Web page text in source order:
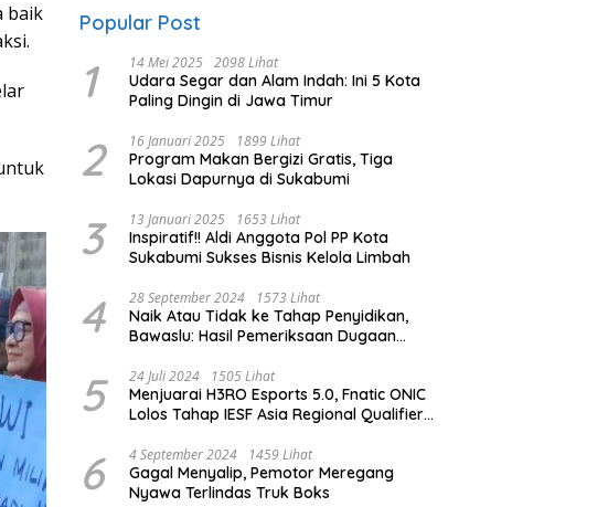
baik
Popular Post
1 14 Mei 2025 2098 Lihat
Udara Segar dan Alam Indah: Ini 5 Kota
Paling Dingin di Jawa Timur
2 16 Januari 2025 1899 Lihat
Program Makan Bergizi Gratis, Tiga
Lokasi Dapurnya di Sukabumi
3 13 Januari 2025 1653 Lihat
Inspiratif!! Aldi Anggota Pol PP Kota
Sukabumi Sukses Bisnis Kelola Limbah
4 28 September 2024 1573 Lihat
Naik Atau Tidak ke Tahap Penyidikan,
Bawaslu: Hasil Pemeriksaan Dugaan
5 24 Juli 2024 1505 Lihat
Menjuarai H3RO Esports 5.0, Fnatic ONIC
Lolos Tahap IESF Asia Regional Qualifier
6 4 September 2024 1459 Lihat
Gagal Menyalip, Pemotor Meregang
Nyawa Terlindas Truk Boks